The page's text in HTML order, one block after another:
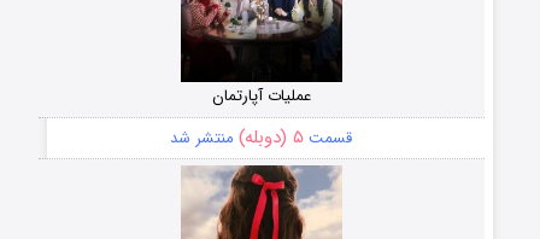
عملیات آپارتمان
قسمت ۵ (دوبله) منتشر شد